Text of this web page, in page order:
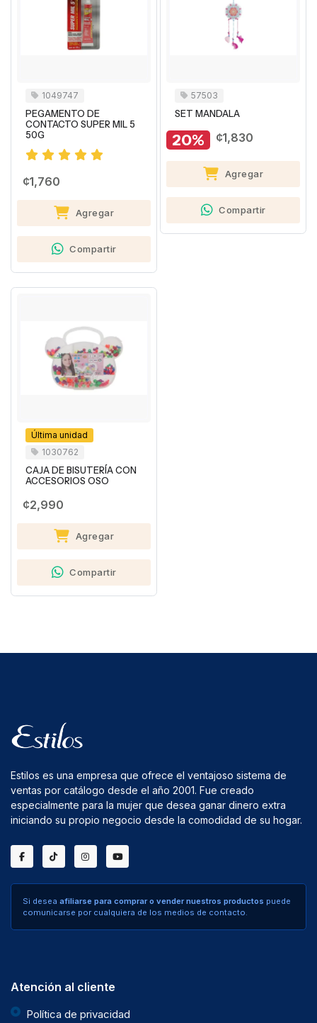
1049747
PEGAMENTO DE
CONTACTO SUPER MIL 5
50G
¢1,760
Agregar
Compartir
57503
SET MANDALA
20% ¢1,830
Agregar
Compartir
Última unidad
1030762
CAJA DE BISUTERÍA CON
ACCESORIOS OSO
¢2,990
Agregar
Compartir
Estilos es una empresa que ofrece el ventajoso sistema de
ventas por catálogo desde el año 2001. Fue creado
especialmente para la mujer que desea ganar dinero extra
iniciando su propio negocio desde la comodidad de su hogar.
Si desea afiliarse para comprar o vender nuestros productos puede
comunicarse por cualquiera de los medios de contacto.
Atención al cliente
Política de privacidad